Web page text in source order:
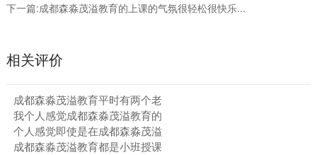
下一篇:成都森淼茂溢教育的上课的气氛很轻松很快乐...
相关评价
成都森淼茂溢教育平时有两个老
我个人感觉成都森淼茂溢教育的
个人感觉即使是在成都森淼茂溢
成都森淼茂溢教育都是小班授课